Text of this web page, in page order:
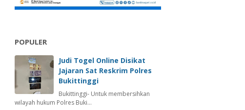
POPULER
Judi Togel Online Disikat
Jajaran Sat Reskrim Polres
Bukittinggi
Bukittinggi- Untuk membersihkan
wilayah hukum Polres Buki…